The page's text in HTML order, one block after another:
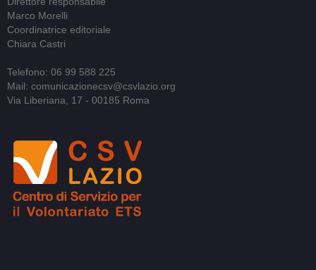
Marco Morelli
Coordinatrice editoriale
Chiara Castri
Telefono: 06 99 588 225
Mail: comunicazionecsv@csvlazio.org
Via Liberiana, 17 - 00185 Roma